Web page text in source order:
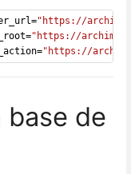
"https://
"https://
"https://
base de